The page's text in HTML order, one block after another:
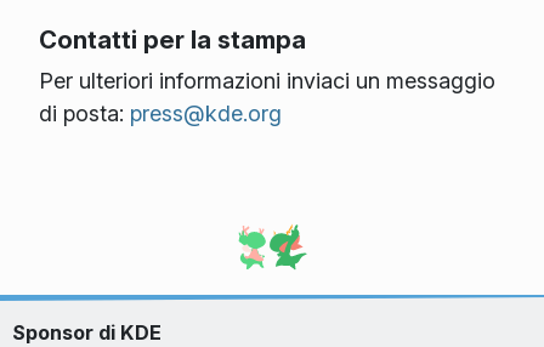
Contatti per la stampa
Per ulteriori informazioni inviaci un messaggio
di posta: press@kde.org
Sponsor di KDE